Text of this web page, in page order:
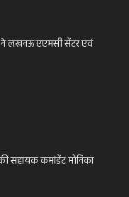
लखनऊ एएमसी सेंटर एवं
सहायक कमांडेंट मोनिका